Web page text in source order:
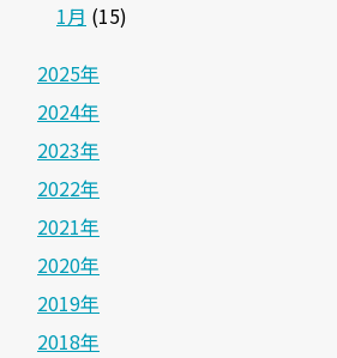
1月 (15)
2025年
2024年
2023年
2022年
2021年
2020年
2019年
2018年